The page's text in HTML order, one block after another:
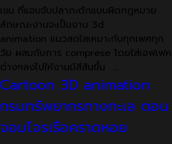
เชน ที่แอบจับปลากะตักแบบผิดกฎหมาย
ลักษณะงานจะเป็นงาน 3d
animation แนวสดใสเหมาะกับทุกเพศทุก
วัย ผสมกับการ comprese โดยใส่เอฟเฟค
ต่างๆลงไปให้งานมีสีสันขึ้น …
Cartoon 3D animation
กรมทรัพยากรทางทะเล ตอน
จอมโจรเรือคราดหอย